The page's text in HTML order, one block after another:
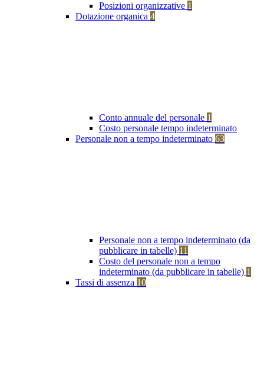
Posizioni organizzative 1
Dotazione organica 4
Conto annuale del personale 1
Costo personale tempo indeterminato
Personale non a tempo indeterminato 63
Personale non a tempo indeterminato (da
pubblicare in tabelle) 11
Costo del personale non a tempo
indeterminato (da pubblicare in tabelle) 1
Tassi di assenza 10